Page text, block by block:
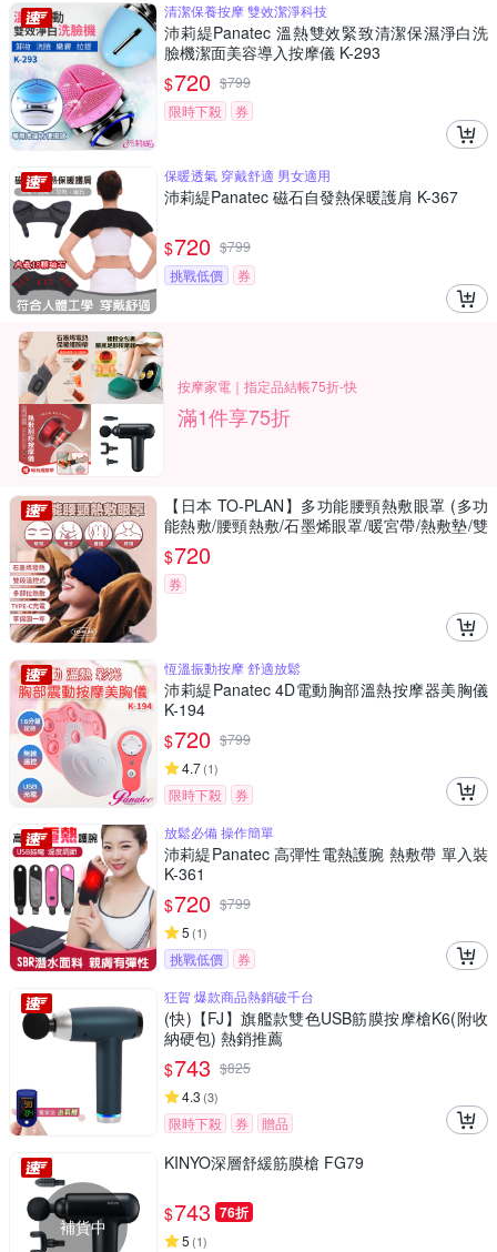
清潔保養按摩 雙效潔淨科技
沛莉緹Panatec 溫熱雙效緊致清潔保濕淨白洗
臉機潔面美容導入按摩儀 K-293
$720 $799
限時下殺
券
保暖透氣 穿戴舒適 男女適用
沛莉緹Panatec 磁石自發熱保暖護肩 K-367
$720 $799
挑戰低價
券
按摩家電｜指定品結帳75折-快
滿1件享75折
【日本 TO-PLAN】多功能腰頸熱敷眼罩 (多功
能熱敷/腰頸熱敷/石墨烯眼罩/暖宮帶/熱敷墊/雙
段溫控/恆溫發熱)
$720
券
恆溫振動按摩 舒適放鬆
沛莉緹Panatec 4D電動胸部溫熱按摩器美胸儀
K-194
$720 $799
4.7(1)
限時下殺
券
放鬆必備 操作簡單
沛莉緹Panatec 高彈性電熱護腕 熱敷帶 單入裝
K-361
$720 $799
5 (1)
挑戰低價
券
狂賀 爆款商品熱銷破千台
(快)【FJ】旗艦款雙色USB筋膜按摩槍K6(附收
納硬包) 熱銷推薦
$743 $825
4.3 (3)
限時下殺 券 贈品
補貨中
KINYO深層舒緩筋膜槍 FG79
$743 76折
5 (1)